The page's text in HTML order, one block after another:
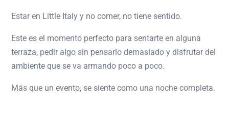
Estar en Little Italy y no comer, no tiene sentido.
Este es el momento perfecto para sentarte en alguna
terraza, pedir algo sin pensarlo demasiado y disfrutar del
ambiente que se va armando poco a poco.
Más que un evento, se siente como una noche completa.